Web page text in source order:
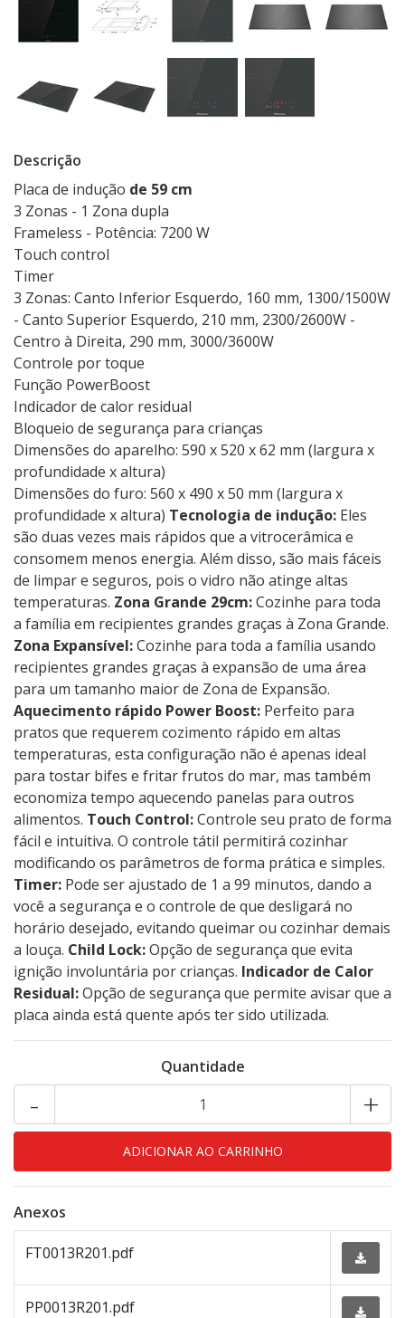
Descrição
Placa de indução de 59 cm
3 Zonas - 1 Zona dupla
Frameless - Potência: 7200 W
Touch control
Timer
3 Zonas: Canto Inferior Esquerdo, 160 mm, 1300/1500W
- Canto Superior Esquerdo, 210 mm, 2300/2600W -
Centro à Direita, 290 mm, 3000/3600W
Controle por toque
Função PowerBoost
Indicador de calor residual
Bloqueio de segurança para crianças
Dimensões do aparelho: 590 x 520 x 62 mm (largura x
profundidade x altura)
Dimensões do furo: 560 x 490 x 50 mm (largura x
profundidade x altura) Tecnologia de indução: Eles
são duas vezes mais rápidos que a vitrocerâmica e
consomem menos energia. Além disso, são mais fáceis
de limpar e seguros, pois o vidro não atinge altas
temperaturas. Zona Grande 29cm:Cozinhe para toda
a família em recipientes grandes graças à Zona Grande.
Zona Expansível:Cozinhe para toda a família usando
recipientes grandes graças à expansão de uma área
para um tamanho maior de Zona de Expansão.
Aquecimento rápido Power Boost: Perfeito para
pratos que requerem cozimento rápido em altas
temperaturas, esta configuração não é apenas ideal
para tostar bifes e fritar frutos do mar, mas também
economiza tempo aquecendo panelas para outros
alimentos. Touch Control:Controle seu prato de forma
fácil e intuitiva. O controle tátil permitirá cozinhar
modificando os parâmetros de forma prática e simples.
Timer: Pode ser ajustado de 1 a 99 minutos, dando a
você a segurança e o controle de que desligará no
horário desejado, evitando queimar ou cozinhar demais
a louça. Child Lock:Opção de segurança que evita
ignição involuntária por crianças. Indicador de Calor
Residual:Opção de segurança que permite avisar que a
placa ainda está quente após ter sido utilizada.
Quantidade
+
-
Anexos
FT0013R201.pdf
PP0013R201.pdf